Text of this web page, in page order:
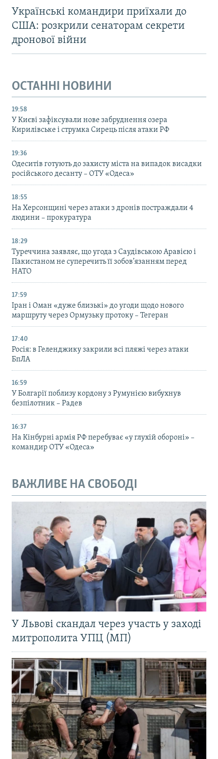
Українські командири приїхали до
США: розкрили сенаторам секрети
дронової війни
ОСТАННІ НОВИНИ
19:58
У Києві зафіксували нове забруднення озера
Кирилівське і струмка Сирець після атаки РФ
19:36
Одеситів готують до захисту міста на випадок висадки
російського десанту – ОТУ «Одеса»
18:55
На Херсонщині через атаки з дронів постраждали 4
людини – прокуратура
18:29
Туреччина заявляє, що угода з Саудівською Аравією і
Пакистаном не суперечить її зобов’язанням перед
НАТО
17:59
Іран і Оман «дуже близькі» до угоди щодо нового
маршруту через Ормузьку протоку – Тегеран
17:40
Росія: в Геленджику закрили всі пляжі через атаки
БпЛА
16:59
У Болгарії поблизу кордону з Румунією вибухнув
безпілотник – Радев
16:37
На Кінбурні армія РФ перебуває «у глухій обороні» –
командир ОТУ «Одеса»
ВАЖЛИВЕ НА СВОБОДІ
У Львові скандал через участь у заході
митрополита УПЦ (МП)